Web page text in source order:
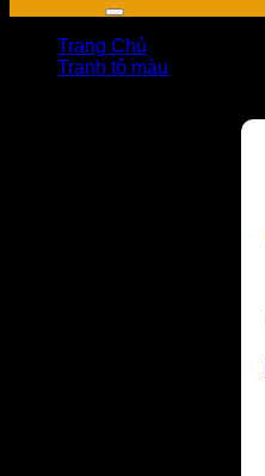
Trang Chủ
Tranh tô màu